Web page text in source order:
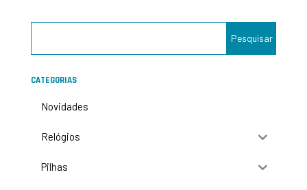
CATEGORIAS
Novidades
Relógios
Pilhas